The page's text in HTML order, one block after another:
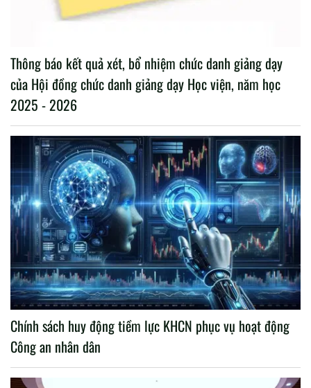
Thông báo kết quả xét, bổ nhiệm chức danh giảng dạy
của Hội đồng chức danh giảng dạy Học viện, năm học
2025 - 2026
Chính sách huy động tiềm lực KHCN phục vụ hoạt động
Công an nhân dân